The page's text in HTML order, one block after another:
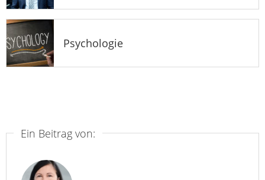
Psychologie
Ein Beitrag von: